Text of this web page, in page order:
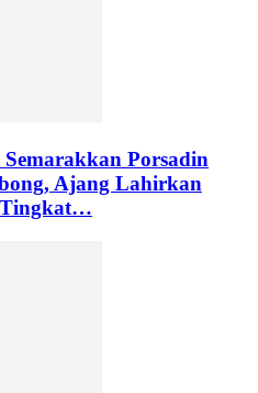
Porsadin
Ajang Lahirkan